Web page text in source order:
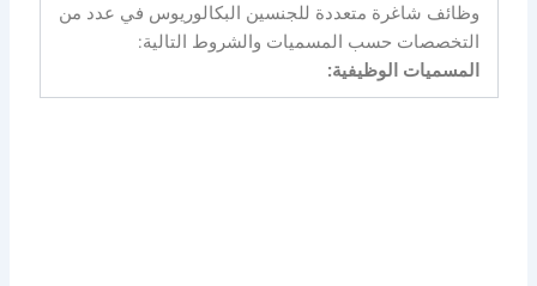
وظائف شاغرة متعددة للجنسين البكالوريوس في عدد من
التخصصات حسب المسميات والشروط التالية:
المسميات الوظيفية: